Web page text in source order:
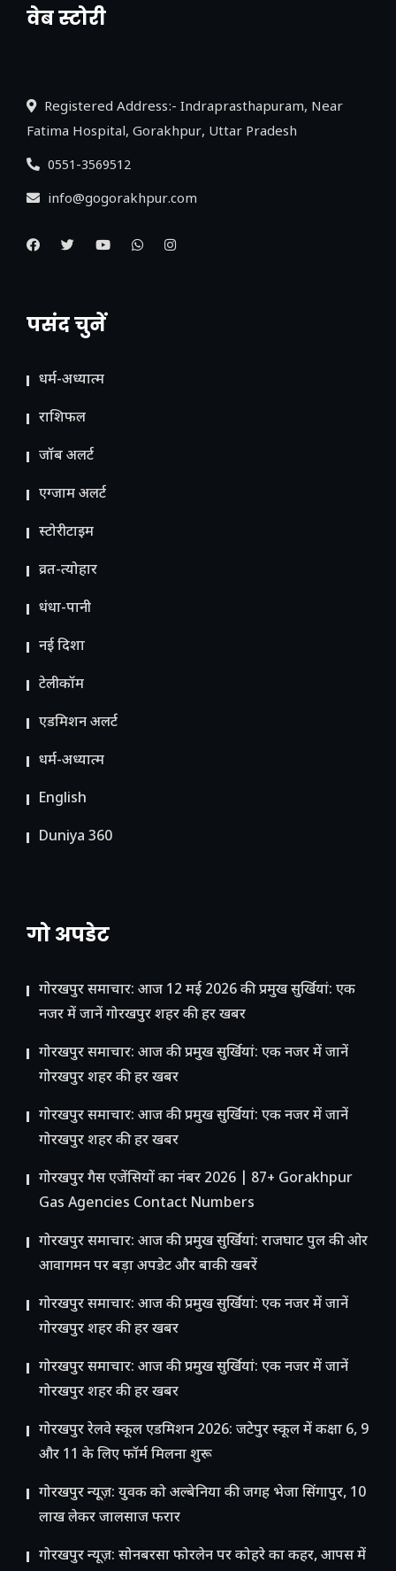
वेब स्टोरी
नया एक्सप्रेसवे: पूर्वांचल का लक, डेवलपमेंट का
Registered Address:- Indraprasthapuram, Near
Fatima Hospital, Gorakhpur, Uttar Pradesh
0551-3569512
info@gogorakhpur.com
पसंद चुनें
धर्म-अध्यात्म
राशिफल
जॉब अलर्ट
एग्जाम अलर्ट
स्टोरीटाइम
व्रत-त्योहार
धंधा-पानी
नई दिशा
टेलीकॉम
ए​डमिशन अलर्ट
धर्म-अध्यात्म
English
Duniya 360
गो अपडेट
गोरखपुर समाचार: आज 12 मई 2026 की प्रमुख सुर्खियां: एक
नजर में जानें गोरखपुर शहर की हर खबर
गोरखपुर समाचार: आज की प्रमुख सुर्खियां: एक नजर में जानें
गोरखपुर शहर की हर खबर
गोरखपुर समाचार: आज की प्रमुख सुर्खियां: एक नजर में जानें
गोरखपुर शहर की हर खबर
गोरखपुर गैस एजेंसियों का नंबर 2026 | 87+ Gorakhpur
Gas Agencies Contact Numbers
गोरखपुर समाचार: आज की प्रमुख सुर्खियां: राजघाट पुल की ओर
आवागमन पर बड़ा अपडेट और बाकी खबरें
गोरखपुर समाचार: आज की प्रमुख सुर्खियां: एक नजर में जानें
गोरखपुर शहर की हर खबर
गोरखपुर समाचार: आज की प्रमुख सुर्खियां: एक नजर में जानें
गोरखपुर शहर की हर खबर
गोरखपुर रेलवे स्कूल एडमिशन 2026: जटेपुर स्कूल में कक्षा 6, 9
और 11 के लिए फॉर्म मिलना शुरू
गोरखपुर न्यूज़: युवक को अल्बेनिया की जगह भेजा सिंगापुर, 10
लाख लेकर जालसाज फरार
गोरखपुर न्यूज़: सोनबरसा फोरलेन पर कोहरे का कहर, आपस में